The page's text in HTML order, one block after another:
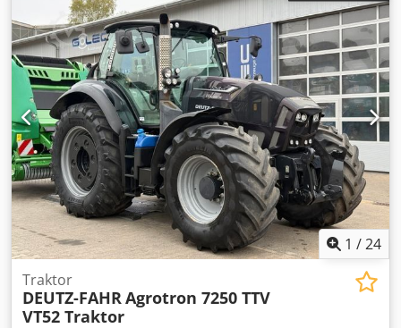
1 /24
Traktor
DEUTZ-FAHRAgrotron 7250 TTV
VT52 Traktor